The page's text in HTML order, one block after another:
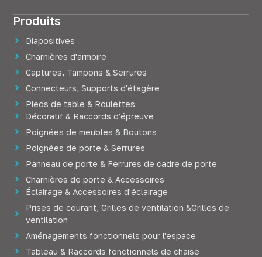
Produits
Diapositives
Charnières d'armoire
Captures, Tampons & Serrures
Connecteurs, Supports d'étagère
Pieds de table & Roulettes
Décoratif & Raccords d'épreuve
Poignées de meubles & Boutons
Poignées de porte & Serrures
Panneau de porte & Ferrures de cadre de porte
Charnières de porte & Accessoires
Éclairage & Accessoires d'éclairage
Prises de courant, Grilles de ventilation &Grilles de
ventilation
Aménagements fonctionnels pour l'espace
Tableau & Raccords fonctionnels de chaise